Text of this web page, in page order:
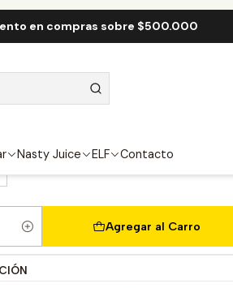
en compras sobre $500.000
Nasty Juice ELF Contacto
Cartridge
Agregar al Carro